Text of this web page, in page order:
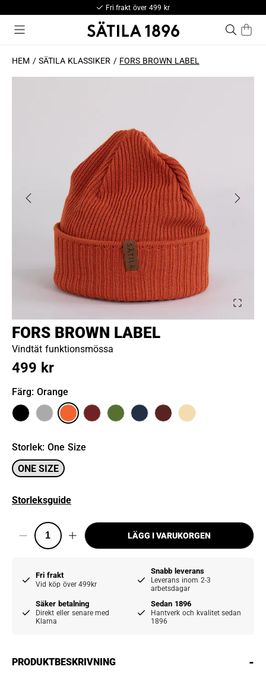
Fri frakt över 499 kr
HEM SÄTILA KLASSIKER FORS BROWN LABEL
FORS BROWN LABEL
Vindtät funktionsmössa
499 kr
Färg: Orange
Storlek: One Size
ONE SIZE
Storleksguide
LÄGG I VARUKORGEN
Fri frakt
Vid köp över 499kr
Snabb leverans
Leverans inom 2-3
arbetsdagar
Säker betalning
Direkt eller senare med
Klarna
Sedan 1896
Hantverk och kvalitet sedan
1896
PRODUKTBESKRIVNING -